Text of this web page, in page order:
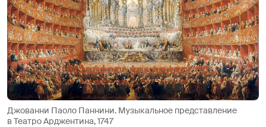
Джованни Паоло Паннини. Музыкальное представление
в Театро Арджентина, 1747